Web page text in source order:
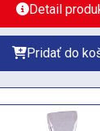
Detail
Pridať do